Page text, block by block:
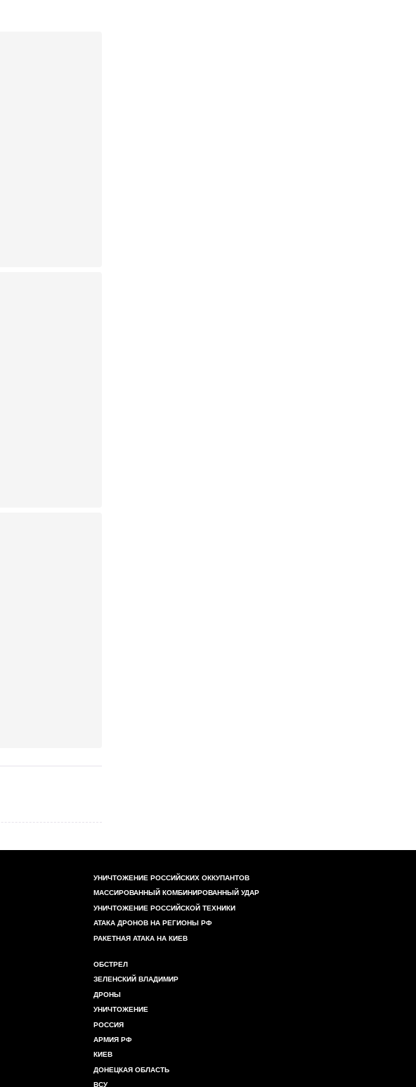
УНИЧТОЖЕНИЕ РОССИЙСКИХ ОККУПАНТОВ
МАССИРОВАННЫЙ КОМБИНИРОВАННЫЙ УДАР
УНИЧТОЖЕНИЕ РОССИЙСКОЙ ТЕХНИКИ
АТАКА ДРОНОВ НА РЕГИОНЫ РФ
РАКЕТНАЯ АТАКА НА КИЕВ
ОБСТРЕЛ
ЗЕЛЕНСКИЙ ВЛАДИМИР
ДРОНЫ
УНИЧТОЖЕНИЕ
РОССИЯ
АРМИЯ РФ
КИЕВ
ДОНЕЦКАЯ ОБЛАСТЬ
ВСУ